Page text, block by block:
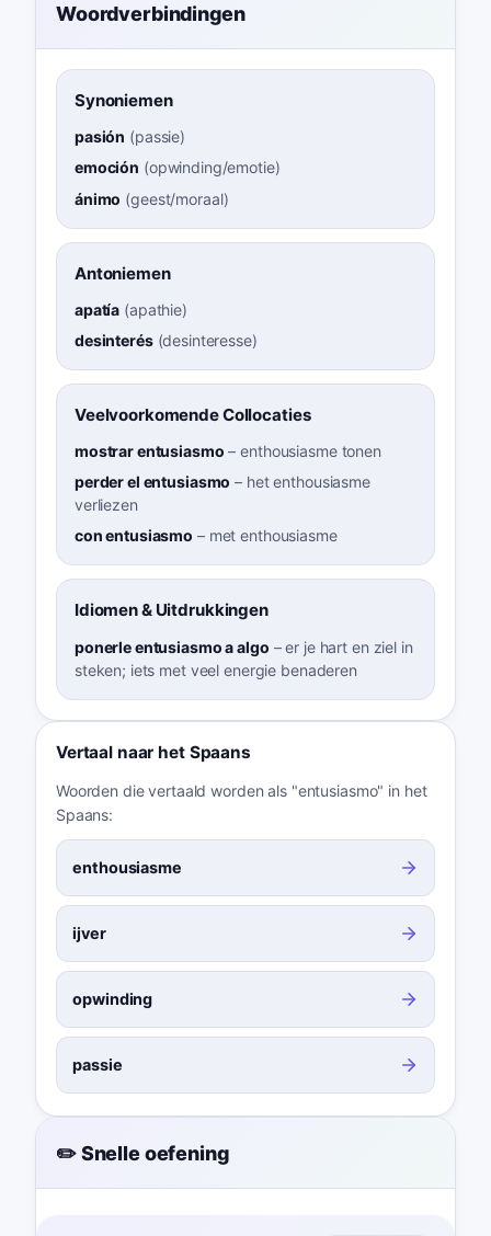
Woordverbindingen
Synoniemen
pasión (passie)
emoción (opwinding/emotie)
ánimo (geest/moraal)
Antoniemen
apatía (apathie)
desinterés(desinteresse)
Veelvoorkomende Collocaties
mostrar entusiasmo –enthousiasme tonen
perder el entusiasmo – het enthousiasme
verliezen
con entusiasmo – met enthousiasme
Idiomen & Uitdrukkingen
ponerle entusiasmo a algo –er je hart en ziel in
steken; iets met veel energie benaderen
Vertaal naar het Spaans
Woorden die vertaald worden als "entusiasmo" in het
Spaans:
enthousiasme
ijver
opwinding
passie
✏️ Snelle oefening